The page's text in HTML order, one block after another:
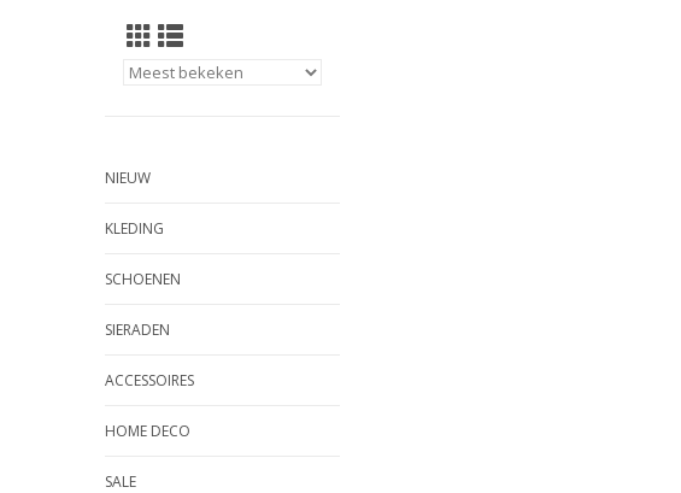
NIEUW
KLEDING
SCHOENEN
SIERADEN
ACCESSOIRES
HOME DECO
SALE